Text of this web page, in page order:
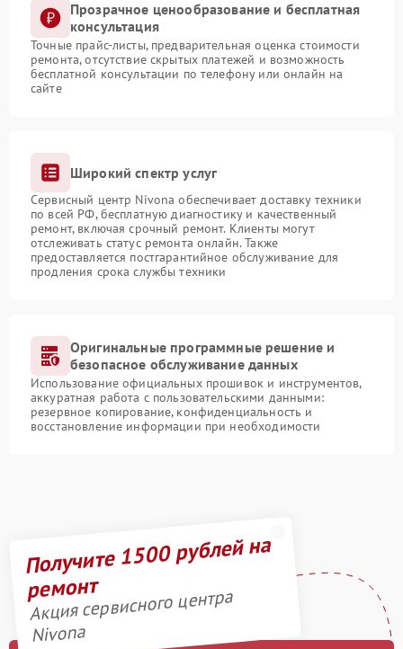
Прозрачное ценообразование и бесплатная
консультация
Точные прайс-листы, предварительная оценка стоимости
ремонта, отсутствие скрытых платежей и возможность
бесплатной консультации по телефону или онлайн на
сайте
Широкий спектр услуг
Сервисный центр Nivona обеспечивает доставку техники
по всей РФ, бесплатную диагностику и качественный
ремонт, включая срочный ремонт. Клиенты могут
отслеживать статус ремонта онлайн. Также
предоставляется постгарантийное обслуживание для
продления срока службы техники
Оригинальные программные решение и
безопасное обслуживание данных
Использование официальных прошивок и инструментов,
аккуратная работа с пользовательскими данными:
резервное копирование, конфиденциальность и
восстановление информации при необходимости
Получите 1500 рублей на
ремонт
Акция сервисного центра
Nivona